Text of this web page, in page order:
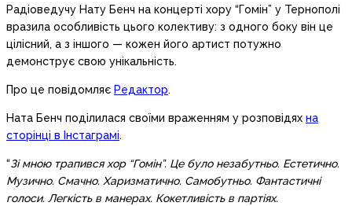
Радіоведучу Нату Бенч на концерті хору “Гомін” у Тернополі
вразила особливість цього колективу: з одного боку він це
цілісний, а з іншого — кожен його артист потужно
демонструє свою унікальність.
Про це повідомляє Редактор.
Ната Бенч поділилася своїми враженням у розповідях на
сторінці в Інстаграмі.
“Зі мною трапився хор “Гомін”. Це було незабутньо. Естетично.
Музично. Смачно. Харизматично. Самобутньо. Фантастичні
голоси. Легкість в манерах. Кокетливість в партіях.